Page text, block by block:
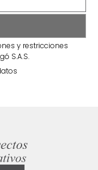
y restricciones
S.A.S.